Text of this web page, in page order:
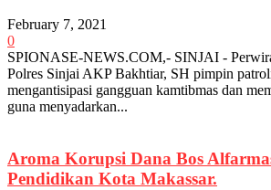
February 7, 2021
0
SPIONASE-NEWS.COM,- SINJAI -
Polres Sinjai AKP Bakhtiar, SH pimpin
mengantisipasi gangguan kamtibmas dan
guna menyadarkan...
Aroma Korupsi Dana Bos
Pendidikan Kota Makassar.